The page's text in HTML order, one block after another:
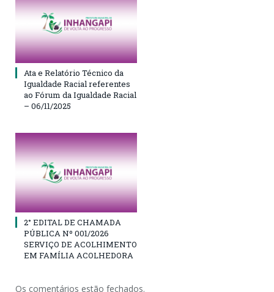
Ata e Relatório Técnico da
Igualdade Racial referentes
ao Fórum da Igualdade Racial
– 06/11/2025
2° EDITAL DE CHAMADA
PÚBLICA Nº 001/2026
SERVIÇO DE ACOLHIMENTO
EM FAMÍLIA ACOLHEDORA
Os comentários estão fechados.